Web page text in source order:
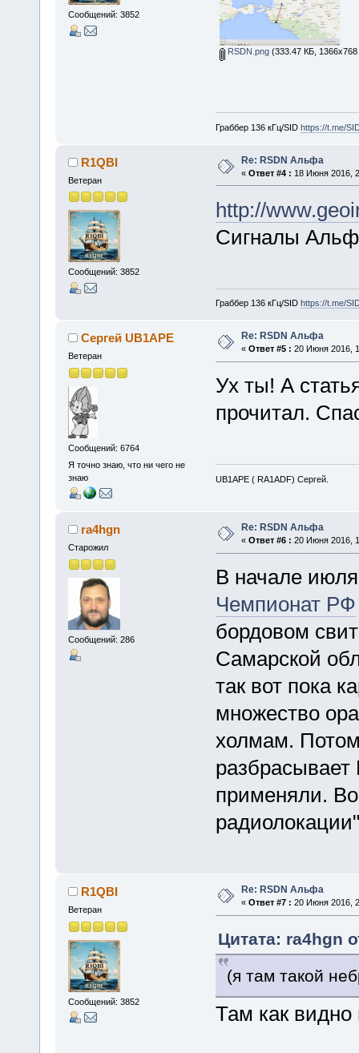
Сообщений: 3852
RSDN.png(333.47 КБ, 1366x768
Граббер 136 кГц/SID https://t.me/
R1QBI
Ветеран
Сообщений: 3852
Re: RSDN Альфа
« Ответ #4 : 18 Июня 2016,
http://
Сигналы
Граббер 136 кГц/SID https://t.me/
Сергей UB1APE
Ветеран
Сообщений: 6764
Я точно знаю, что ни чего не
знаю
Re: RSDN Альфа
« Ответ #5 : 20 Июня 2016,
Ух ты! А
прочитал.
UB1APE ( RA1ADF) Сергей.
ra4hgn
Старожил
Сообщений: 286
Re: RSDN Альфа
« Ответ #6 : 20 Июня 2016,
В начале
Чемпионат РФ
бордовом
Самарской
так вот пока
множество
холмам.
применяли.
R1QBI
Ветеран
Сообщений: 3852
Re: RSDN Альфа
« Ответ #7 : 20 Июня 2016,
Цитата: ra4hgn
(я там такой
Там как видно